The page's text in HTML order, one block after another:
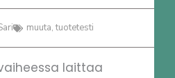
muuta,tuotetesti
laittaa